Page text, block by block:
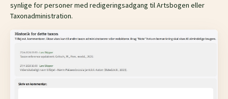
synlige for personer med redigeringsadgang til Artsbogen eller
Taxonadministration.